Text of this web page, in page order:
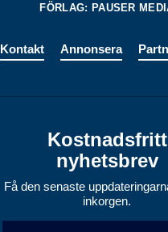
FÖRLAG: PAUSER
Kontakt Annonsera
Kostnadsfritt
nyhetsbrev
Få den senaste
inkorgen.